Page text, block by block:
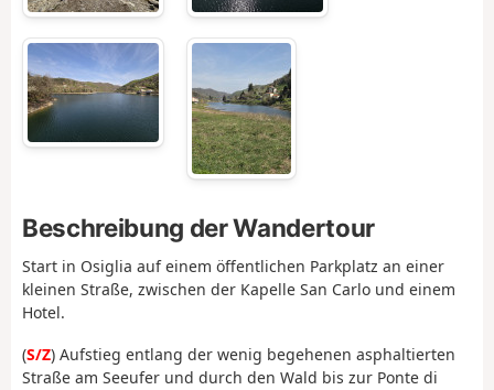
Beschreibung der Wandertour
Start in Osiglia auf einem öffentlichen Parkplatz an einer
kleinen Straße, zwischen der Kapelle San Carlo und einem
Hotel.
(S/Z) Aufstieg entlang der wenig begehenen asphaltierten
Straße am Seeufer und durch den Wald bis zur Ponte di